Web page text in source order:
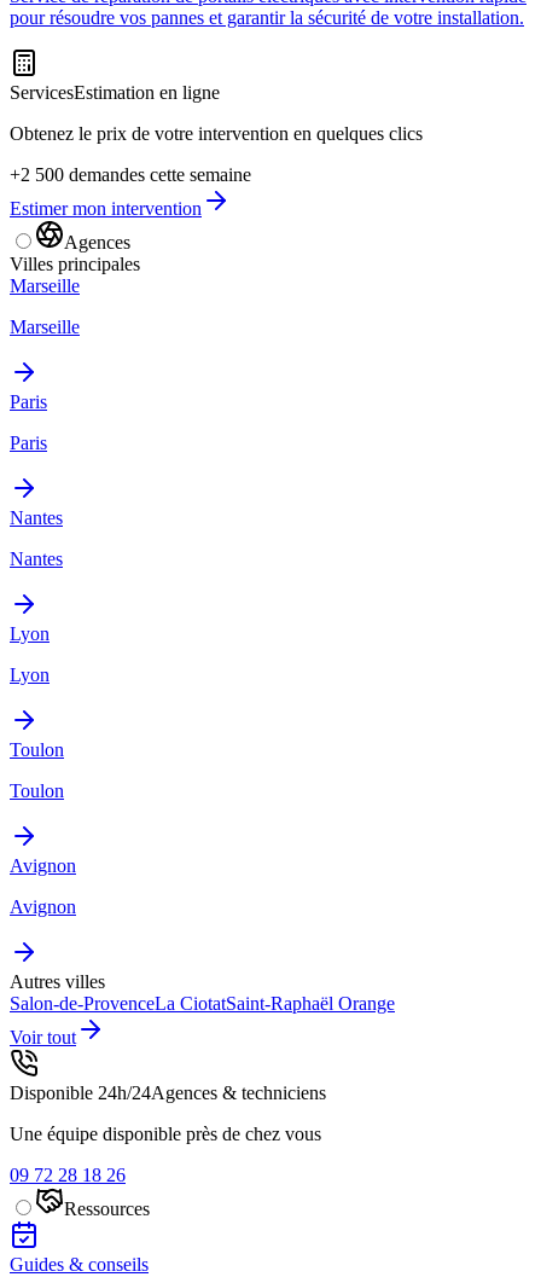
pour résoudre vos pannes et garantir la sécurité de votre installation.
ServicesEstimation en ligne
Obtenez le prix de votre intervention en quelques clics
+2 500 demandes cette semaine
Estimer mon intervention
Agences
Villes principales
Marseille
Marseille
Paris
Paris
Nantes
Nantes
Lyon
Lyon
Toulon
Toulon
Avignon
Avignon
Autres villes
Salon-de-ProvenceLa CiotatSaint-Raphaël Orange
Voir tout
Disponible 24h/24Agences & techniciens
Une équipe disponible près de chez vous
09 72 28 18 26
Ressources
Guides & conseils